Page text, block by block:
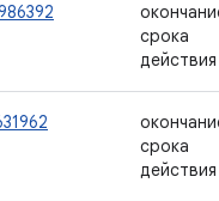
срока
действия
срока
действия